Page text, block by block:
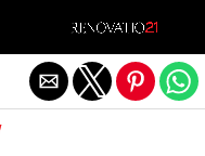
Exit mobile version